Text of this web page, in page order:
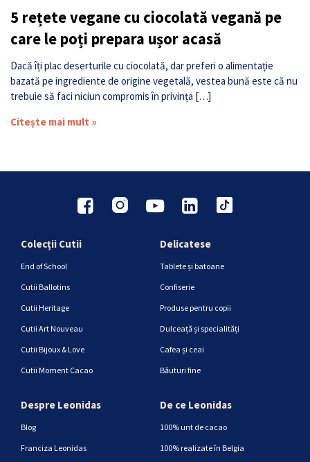
5 rețete vegane cu ciocolată vegană pe
care le poți prepara ușor acasă
Dacă îți plac deserturile cu ciocolată, dar preferi o alimentație
bazată pe ingrediente de origine vegetală, vestea bună este că nu
trebuie să faci niciun compromis în privința […]
Citește mai mult »
Colecții Cutii
End of School
Cutii Ballotins
Cutii Heritage
Cutii Art Nouveau
Cutii Bijoux & Love
Cutii Moment Cacao
Delicatese
Tablete și batoane
Confiserie
Produse pentru copii
Dulceață și specialități
Cafea și ceai
Băuturi fine
Despre Leonidas
Blog
Franciza Leonidas
De ce Leonidas
100% unt de cacao
100% realizate în Belgia